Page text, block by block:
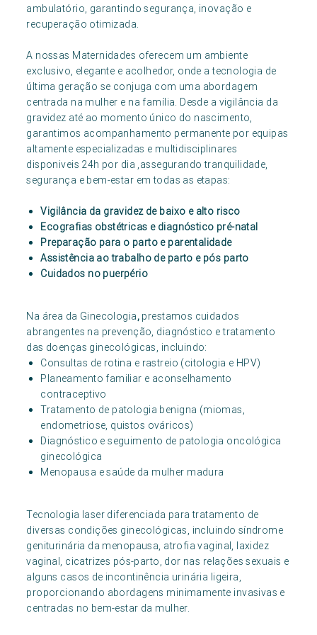
ambulatório, garantindo segurança, inovação e
recuperação otimizada.
A nossas Maternidades oferecem um ambiente
exclusivo, elegante e acolhedor, onde a tecnologia de
última geração se conjuga com uma abordagem
centrada na mulher e na família. Desde a vigilância da
gravidez até ao momento único do nascimento,
garantimos acompanhamento permanente por equipas
altamente especializadas e multidisciplinares
disponiveis 24h por dia ,assegurando tranquilidade,
segurança e bem-estar em todas as etapas:
Vigilância da gravidez de baixo e alto risco
Ecografias obstétricas e diagnóstico pré-natal
Preparação para o parto e parentalidade
Assistência ao trabalho de parto e pós parto
Cuidados no puerpério
Na área da Ginecologia, prestamos cuidados
abrangentes na prevenção, diagnóstico e tratamento
das doenças ginecológicas, incluindo:
Consultas de rotina e rastreio (citologia e HPV)
Planeamento familiar e aconselhamento
contraceptivo
Tratamento de patologia benigna (miomas,
endometriose, quistos ováricos)
Diagnóstico e seguimento de patologia oncológica
ginecológica
Menopausa e saúde da mulher madura
Tecnologia laser diferenciada para tratamento de
diversas condições ginecológicas, incluindo síndrome
geniturinária da menopausa, atrofia vaginal, laxidez
vaginal, cicatrizes pós-parto, dor nas relações sexuais e
alguns casos de incontinência urinária ligeira,
proporcionando abordagens minimamente invasivas e
centradas no bem-estar da mulher.